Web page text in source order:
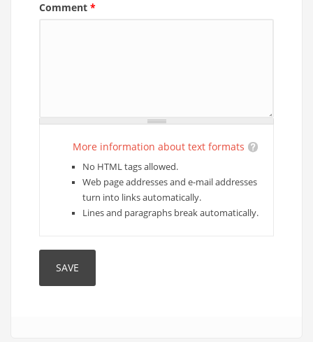
Comment *
More information about text formats
No HTML tags allowed.
Web page addresses and e-mail addresses
turn into links automatically.
Lines and paragraphs break automatically.